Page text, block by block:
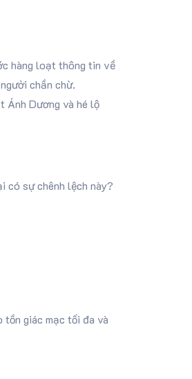
hàng loạt thông tin về
chần chừ.
Ánh Dương và hé lộ
có sự chênh lệch này?
tồn giác mạc tối đa và